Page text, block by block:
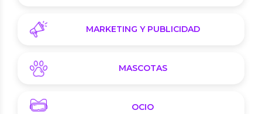
MARKETING Y PUBLICIDAD
MASCOTAS
OCIO